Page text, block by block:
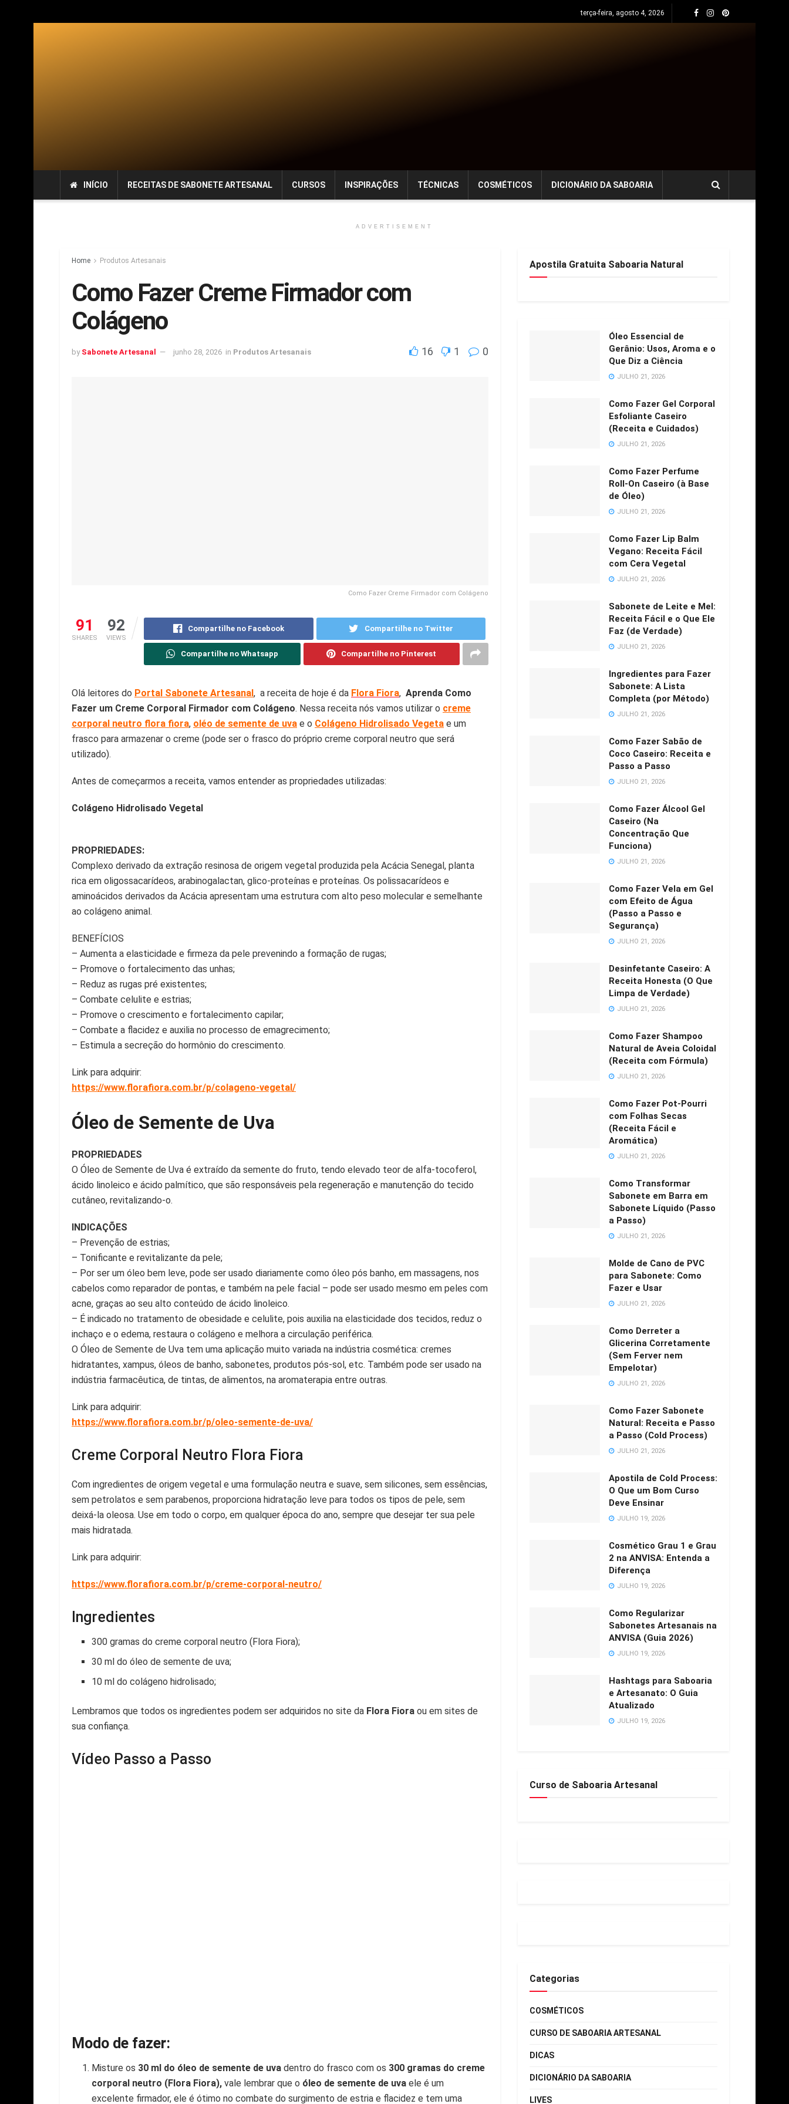
terça-feira, agosto 4, 2026
INÍCIO RECEITAS DE SABONETE ARTESANAL CURSOS INSPIRAÇÕES TÉCNICAS COSMÉTICOS DICIONÁRIO DA SABOARIA
ADVERTISEMENT
Home Produtos Artesanais
Como Fazer Creme Firmador com
Colágeno
by Sabonete Artesanal junho 28, 2026 in Produtos Artesanais 16 1 0
Como Fazer Creme Firmador com Colágeno
91
SHARES
92
VIEWS
Compartilhe no Facebook Compartilhe no Twitter
Compartilhe no Whatsapp Compartilhe no Pinterest
Olá leitores do Portal Sabonete Artesanal, a receita de hoje é da Flora Fiora, Aprenda Como
Fazer um Creme Corporal Firmador com Colágeno. Nessa receita nós vamos utilizar o creme
corporal neutro flora fiora, oléo de semente de uva e o Colágeno Hidrolisado Vegeta e um
frasco para armazenar o creme (pode ser o frasco do próprio creme corporal neutro que será
utilizado).
Antes de começarmos a receita, vamos entender as propriedades utilizadas:
Colágeno Hidrolisado Vegetal
PROPRIEDADES:
Complexo derivado da extração resinosa de origem vegetal produzida pela Acácia Senegal, planta
rica em oligossacarídeos, arabinogalactan, glico-proteínas e proteínas. Os polissacarídeos e
aminoácidos derivados da Acácia apresentam uma estrutura com alto peso molecular e semelhante
ao colágeno animal.
BENEFÍCIOS
– Aumenta a elasticidade e firmeza da pele prevenindo a formação de rugas;
– Promove o fortalecimento das unhas;
– Reduz as rugas pré existentes;
– Combate celulite e estrias;
– Promove o crescimento e fortalecimento capilar;
– Combate a flacidez e auxilia no processo de emagrecimento;
– Estimula a secreção do hormônio do crescimento.
Link para adquirir:
https://www.florafiora.com.br/p/colageno-vegetal/
Óleo de Semente de Uva
PROPRIEDADES
O Óleo de Semente de Uva é extraído da semente do fruto, tendo elevado teor de alfa-tocoferol,
ácido linoleico e ácido palmítico, que são responsáveis pela regeneração e manutenção do tecido
cutâneo, revitalizando-o.
INDICAÇÕES
– Prevenção de estrias;
– Tonificante e revitalizante da pele;
– Por ser um óleo bem leve, pode ser usado diariamente como óleo pós banho, em massagens, nos
cabelos como reparador de pontas, e também na pele facial – pode ser usado mesmo em peles com
acne, graças ao seu alto conteúdo de ácido linoleico.
– É indicado no tratamento de obesidade e celulite, pois auxilia na elasticidade dos tecidos, reduz o
inchaço e o edema, restaura o colágeno e melhora a circulação periférica.
O Óleo de Semente de Uva tem uma aplicação muito variada na indústria cosmética: cremes
hidratantes, xampus, óleos de banho, sabonetes, produtos pós-sol, etc. Também pode ser usado na
indústria farmacêutica, de tintas, de alimentos, na aromaterapia entre outras.
Link para adquirir:
https://www.florafiora.com.br/p/oleo-semente-de-uva/
Creme Corporal Neutro Flora Fiora
Com ingredientes de origem vegetal e uma formulação neutra e suave, sem silicones, sem essências,
sem petrolatos e sem parabenos, proporciona hidratação leve para todos os tipos de pele, sem
deixá-la oleosa. Use em todo o corpo, em qualquer época do ano, sempre que desejar ter sua pele
mais hidratada.
Link para adquirir:
https://www.florafiora.com.br/p/creme-corporal-neutro/
Ingredientes
300 gramas do creme corporal neutro (Flora Fiora);
30 ml do óleo de semente de uva;
10 ml do colágeno hidrolisado;
Lembramos que todos os ingredientes podem ser adquiridos no site da Flora Fiora ou em sites de
sua confiança.
Vídeo Passo a Passo
Modo de fazer:
Misture os 30 ml do óleo de semente de uva dentro do frasco com os 300 gramas do creme
corporal neutro (Flora Fiora),vale lembrar que o óleo de semente de uva ele é um
excelente firmador, ele é ótimo no combate do surgimento de estria e flacidez e tem uma
Apostila Gratuita Saboaria Natural
Óleo Essencial de
Gerânio: Usos, Aroma e o
Que Diz a Ciência
JULHO 21, 2026
Como Fazer Gel Corporal
Esfoliante Caseiro
(Receita e Cuidados)
JULHO 21, 2026
Como Fazer Perfume
Roll-On Caseiro (à Base
de Óleo)
JULHO 21, 2026
Como Fazer Lip Balm
Vegano: Receita Fácil
com Cera Vegetal
JULHO 21, 2026
Sabonete de Leite e Mel:
Receita Fácil e o Que Ele
Faz (de Verdade)
JULHO 21, 2026
Ingredientes para Fazer
Sabonete: A Lista
Completa (por Método)
JULHO 21, 2026
Como Fazer Sabão de
Coco Caseiro: Receita e
Passo a Passo
JULHO 21, 2026
Como Fazer Álcool Gel
Caseiro (Na
Concentração Que
Funciona)
JULHO 21, 2026
Como Fazer Vela em Gel
com Efeito de Água
(Passo a Passo e
Segurança)
JULHO 21, 2026
Desinfetante Caseiro: A
Receita Honesta (O Que
Limpa de Verdade)
JULHO 21, 2026
Como Fazer Shampoo
Natural de Aveia Coloidal
(Receita com Fórmula)
JULHO 21, 2026
Como Fazer Pot-Pourri
com Folhas Secas
(Receita Fácil e
Aromática)
JULHO 21, 2026
Como Transformar
Sabonete em Barra em
Sabonete Líquido (Passo
a Passo)
JULHO 21, 2026
Molde de Cano de PVC
para Sabonete: Como
Fazer e Usar
JULHO 21, 2026
Como Derreter a
Glicerina Corretamente
(Sem Ferver nem
Empelotar)
JULHO 21, 2026
Como Fazer Sabonete
Natural: Receita e Passo
a Passo (Cold Process)
JULHO 21, 2026
Apostila de Cold Process:
O Que um Bom Curso
Deve Ensinar
JULHO 19, 2026
Cosmético Grau 1 e Grau
2 na ANVISA: Entenda a
Diferença
JULHO 19, 2026
Como Regularizar
Sabonetes Artesanais na
ANVISA (Guia 2026)
JULHO 19, 2026
Hashtags para Saboaria
e Artesanato: O Guia
Atualizado
JULHO 19, 2026
Curso de Saboaria Artesanal
Categorias
COSMÉTICOS
CURSO DE SABOARIA ARTESANAL
DICAS
DICIONÁRIO DA SABOARIA
LIVES